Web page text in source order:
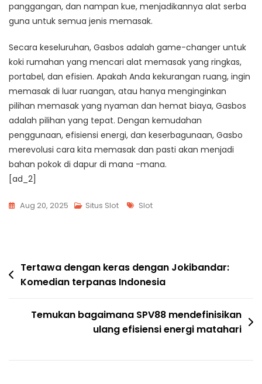
panggangan, dan nampan kue, menjadikannya alat serba
guna untuk semua jenis memasak.
Secara keseluruhan, Gasbos adalah game-changer untuk
koki rumahan yang mencari alat memasak yang ringkas,
portabel, dan efisien. Apakah Anda kekurangan ruang, ingin
memasak di luar ruangan, atau hanya menginginkan
pilihan memasak yang nyaman dan hemat biaya, Gasbos
adalah pilihan yang tepat. Dengan kemudahan
penggunaan, efisiensi energi, dan keserbagunaan, Gasbo
merevolusi cara kita memasak dan pasti akan menjadi
bahan pokok di dapur di mana -mana.
[ad_2]
Aug 20, 2025 Situs Slot Tags
Slot
Post
navigation
Tertawa dengan keras dengan Jokibandar:
Komedian terpanas Indonesia
Temukan bagaimana SPV88 mendefinisikan
ulang efisiensi energi matahari